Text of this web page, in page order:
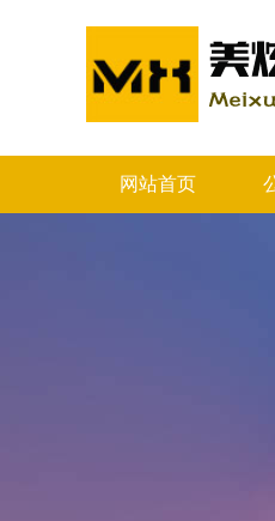
网站首页